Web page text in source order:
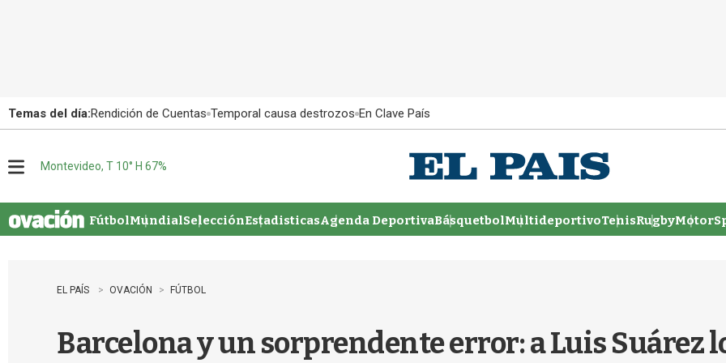
Temas del día:Rendición de Cuentas Temporal causa destrozos En Clave País
u
Montevideo, T 10° H 67%
FútbolMundialSelecciónEstadisticasAgenda DeportivaBásquetbolMultideportivoTenisRugby
EL PAÍS OVACIÓN FÚTBOL
Barcelona y un sorprendente error: a Luis Suárez